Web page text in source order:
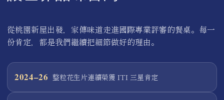
從桃園新屋出發，家傳味道走進國際專業評審的餐桌。每一
份肯定，都是我們繼續把細節做好的理由。
2024–26 整粒花生片連續榮獲 ITI 三星肯定